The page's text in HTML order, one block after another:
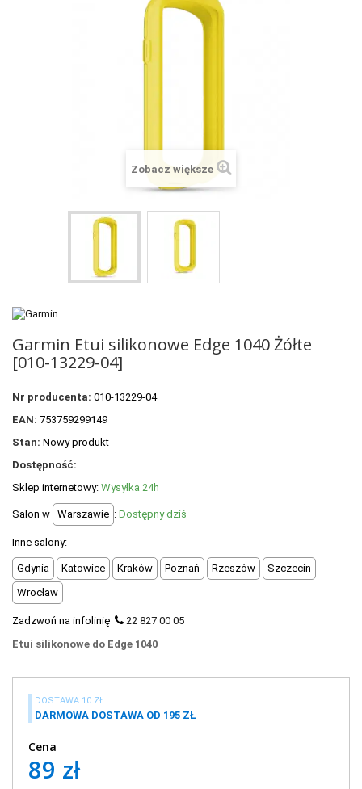
POLECANE PRODUKTY
PROMOCJE
OUTLET
Zobacz większe
Garmin Etui silikonowe Edge 1040 Żółte
[010-13229-04]
Nr producenta: 010-13229-04
EAN: 753759299149
Stan: Nowy produkt
Dostępność:
Sklep internetowy: Wysyłka 24h
Salon w Warszawie : Dostępny dziś
Inne salony:
Gdynia Katowice Kraków Poznań Rzeszów
Szczecin
Wrocław
Zadzwoń na infolinię
22 827 00 05
Etui silikonowe do Edge 1040
DOSTAWA 10 ZŁ
DARMOWA DOSTAWA OD 195 ZŁ
Cena
89 zł